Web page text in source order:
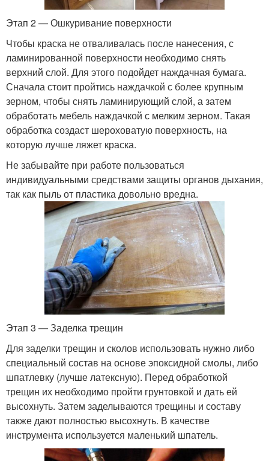
Этап 2 — Ошкуривание поверхности
Чтобы краска не отваливалась после нанесения, с
ламинированной поверхности необходимо снять
верхний слой. Для этого подойдет наждачная бумага.
Сначала стоит пройтись наждачкой с более крупным
зерном, чтобы снять ламинирующий слой, а затем
обработать мебель наждачкой с мелким зерном. Такая
обработка создаст шероховатую поверхность, на
которую лучше ляжет краска.
Не забывайте при работе пользоваться
индивидуальными средствами защиты органов дыхания,
так как пыль от пластика довольно вредна.
Этап 3 — Заделка трещин
Для заделки трещин и сколов использовать нужно либо
специальный состав на основе эпоксидной смолы, либо
шпатлевку (лучше латексную). Перед обработкой
трещин их необходимо пройти грунтовкой и дать ей
высохнуть. Затем заделываются трещины и составу
также дают полностью высохнуть. В качестве
инструмента используется маленький шпатель.